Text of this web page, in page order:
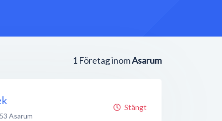
1 Företag inomAsarum
Asarum
Stängt